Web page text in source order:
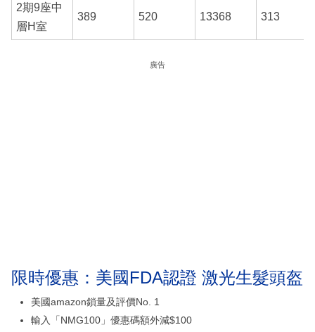
2期9座中
層H室
389 520 13368 313
廣告
限時優惠：美國FDA認證 激光生髮頭盔
美國amazon鎖量及評價No. 1
輸入「NMG100」優惠碼額外減$100